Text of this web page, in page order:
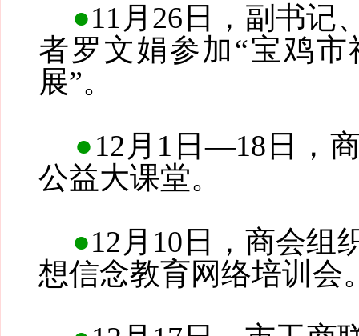
●11月26日，副书记
者罗文娟参加“宝鸡
展”。
●12月1日—18日，
公益大课堂。
●12月10日，商会组
想信念教育网络培训会